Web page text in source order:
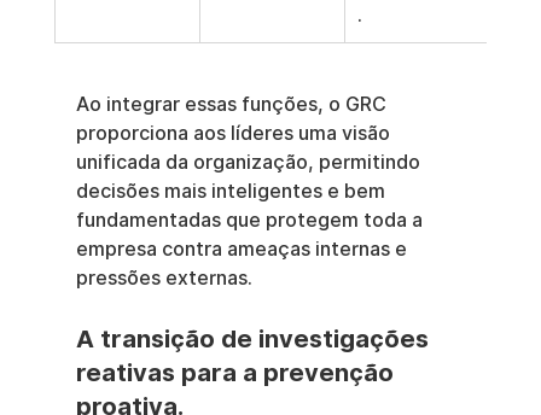
.
Ao integrar essas funções, o GRC
proporciona aos líderes uma visão
unificada da organização, permitindo
decisões mais inteligentes e bem
fundamentadas que protegem toda a
empresa contra ameaças internas e
pressões externas.
A transição de investigações
reativas para a prevenção
proativa.